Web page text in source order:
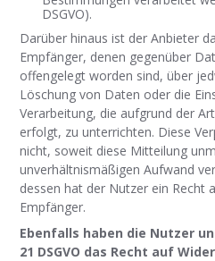
DSGVO).
Darüber hinaus ist der Anbieter
Empfänger, denen gegenüber
offengelegt worden sind, über
Löschung von Daten oder die
Verarbeitung, die aufgrund der
erfolgt, zu unterrichten. Diese
nicht, soweit diese Mitteilung
unverhältnismäßigen Aufwand
dessen hat der Nutzer ein Recht
Empfänger.
Ebenfalls haben die Nutzer
21 DSGVO das Recht auf